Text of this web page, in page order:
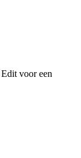
voor een